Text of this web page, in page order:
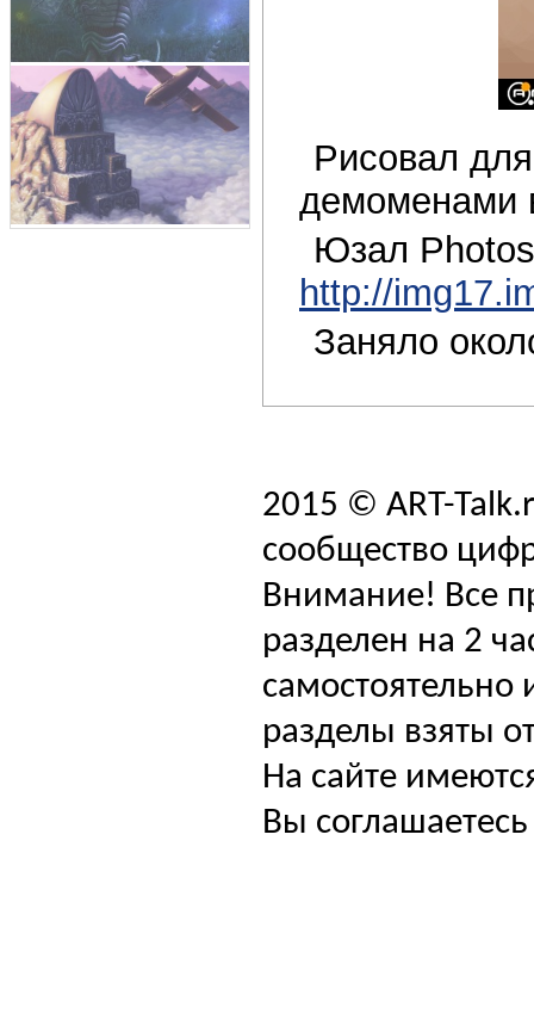
Рисовал
демоменами
Юзал
http://
Заняло
2015 © ART-
сообщество
Внимание! Все
разделен на 2
самостоятельно
разделы взяты
На сайте
Вы